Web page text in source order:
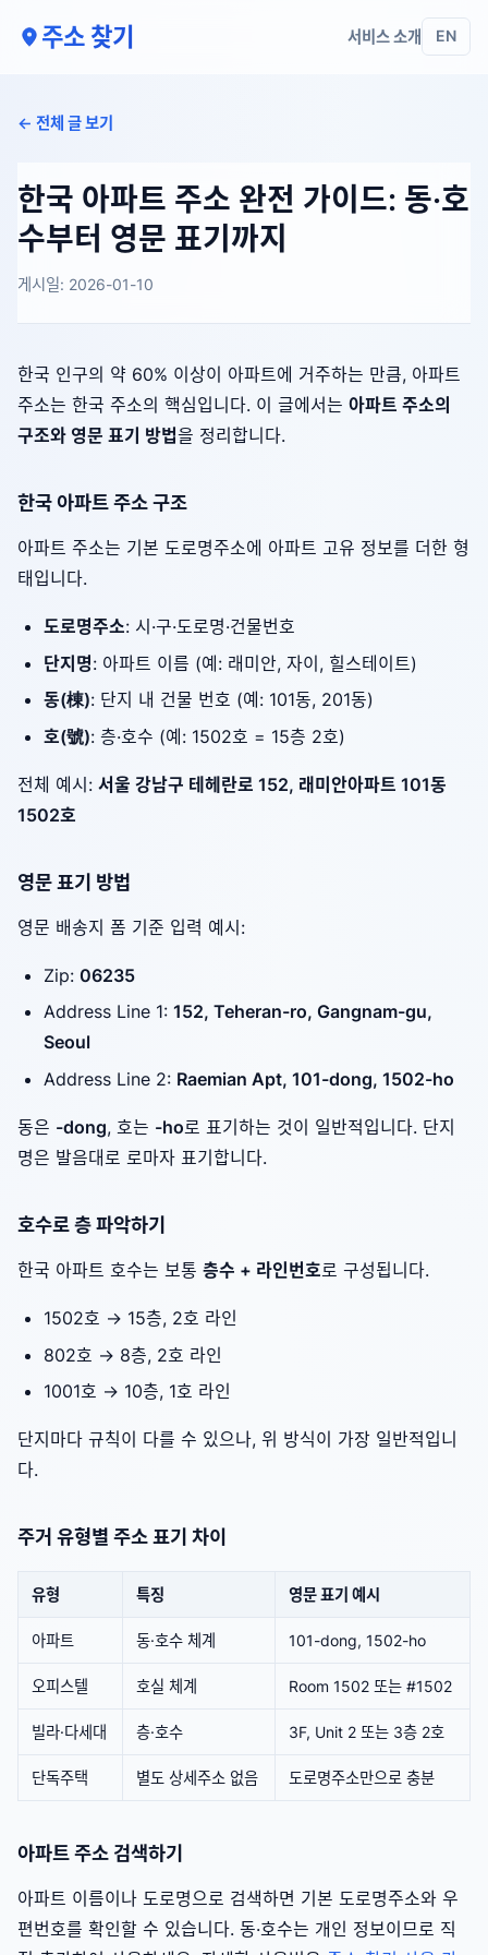
주소 찾기 서비스 소개 EN
← 전체 글 보기
한국 아파트 주소 완전 가이드: 동·호
수부터 영문 표기까지
게시일: 2026-01-10
한국 인구의 약 60% 이상이 아파트에 거주하는 만큼, 아파트
주소는 한국 주소의 핵심입니다. 이 글에서는 아파트 주소의
구조와 영문 표기 방법을 정리합니다.
한국 아파트 주소 구조
아파트 주소는 기본 도로명주소에 아파트 고유 정보를 더한 형
태입니다.
도로명주소: 시·구·도로명·건물번호
단지명: 아파트 이름 (예: 래미안, 자이, 힐스테이트)
동(棟): 단지 내 건물 번호 (예: 101동, 201동)
호(號): 층·호수 (예: 1502호 = 15층 2호)
전체 예시: 서울 강남구 테헤란로 152, 래미안아파트 101동
1502호
영문 표기 방법
영문 배송지 폼 기준 입력 예시:
Zip: 06235
Address Line 1: 152, Teheran-ro, Gangnam-gu,
Seoul
Address Line 2: Raemian Apt, 101-dong, 1502-ho
동은 -dong, 호는 -ho로 표기하는 것이 일반적입니다. 단지
명은 발음대로 로마자 표기합니다.
호수로 층 파악하기
한국 아파트 호수는 보통 층수 + 라인번호로 구성됩니다.
1502호 → 15층, 2호 라인
802호 → 8층, 2호 라인
1001호 → 10층, 1호 라인
단지마다 규칙이 다를 수 있으나, 위 방식이 가장 일반적입니
다.
주거 유형별 주소 표기 차이
유형 특징 영문 표기 예시
아파트 동·호수 체계 101-dong, 1502-ho
오피스텔 호실 체계 Room 1502 또는 #1502
빌라·다세대 층·호수 3F, Unit 2 또는 3층 2호
단독주택 별도 상세주소 없음 도로명주소만으로 충분
아파트 주소 검색하기
아파트 이름이나 도로명으로 검색하면 기본 도로명주소와 우
편번호를 확인할 수 있습니다. 동·호수는 개인 정보이므로 직